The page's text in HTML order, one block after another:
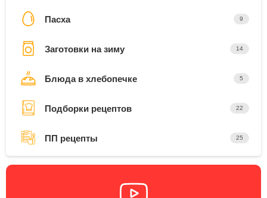
Пасха 9
Заготовки на зиму 14
Блюда в хлебопечке 5
Подборки рецептов 22
ПП рецепты 25